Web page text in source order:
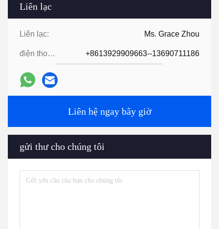
Liên lạc
Liên lạc: Ms. Grace Zhou
điện thoại: +8613929909663--13690711186
Liên hệ ngay bây giờ
gửi thư cho chúng tôi